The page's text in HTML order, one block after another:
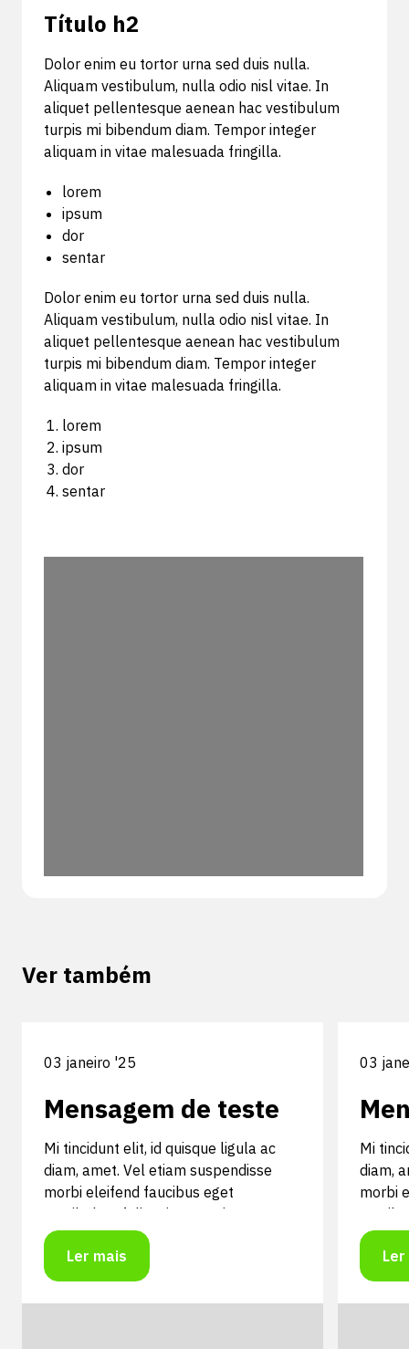
Título h2
Dolor enim eu tortor urna sed duis nulla.
Aliquam vestibulum, nulla odio nisl vitae. In
aliquet pellentesque aenean hac vestibulum
turpis mi bibendum diam. Tempor integer
aliquam in vitae malesuada fringilla.
lorem
ipsum
dor
sentar
Dolor enim eu tortor urna sed duis nulla.
Aliquam vestibulum, nulla odio nisl vitae. In
aliquet pellentesque aenean hac vestibulum
turpis mi bibendum diam. Tempor integer
aliquam in vitae malesuada fringilla.
lorem
ipsum
dor
sentar
Ver também
03 janeiro '25
Mensagem de teste
Mi tincidunt elit, id quisque ligula ac
diam, amet. Vel etiam suspendisse
morbi eleifend faucibus eget
vestibulum felis. Dictum quis montes,
sit sit. Tellus aliquam enim urna, etiam.
Mauris posuere vulputate arcu amet,
vitae nisi, tellus tincidunt. At feugiat
sapien varius id.
Ler mais
03
Mi
diam,
morbi
sit sit.
vitae
sapien